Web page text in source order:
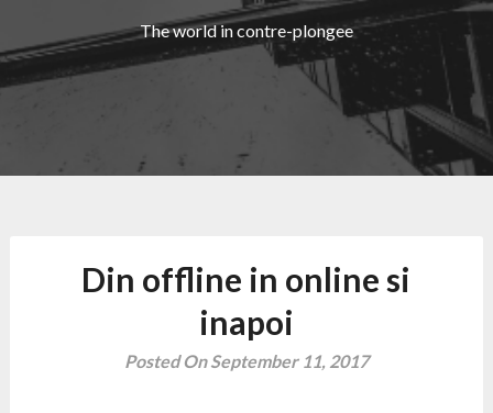
The world in contre-plongee
Din offline in online si
inapoi
Posted On September 11, 2017